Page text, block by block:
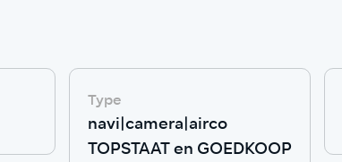
Type
navi|camera|airco
TOPSTAAT en GOEDKOOP